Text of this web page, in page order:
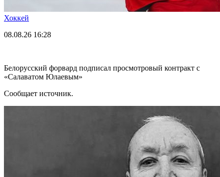
Хоккей
08.08.26 16:28
Белорусский форвард подписал просмотровый контракт с
«Салаватом Юлаевым»
Сообщает источник.